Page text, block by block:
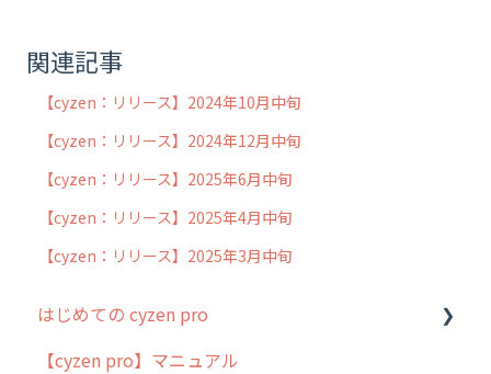
関連記事
【cyzen：リリース】2024年10月中旬
【cyzen：リリース】2024年12月中旬
【cyzen：リリース】2025年6月中旬
【cyzen：リリース】2025年4月中旬
【cyzen：リリース】2025年3月中旬
はじめての cyzen pro
cyzen pro とは？
【cyzen pro】マニュアル